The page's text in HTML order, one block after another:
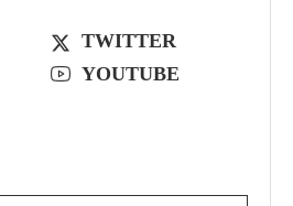
TWITTER
YOUTUBE